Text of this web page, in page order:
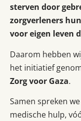
sterven door
zorgverleners
voor eigen leven
Daarom hebben
het initiatief
Zorg voor Gaza.
Samen spreken
medische hulp,